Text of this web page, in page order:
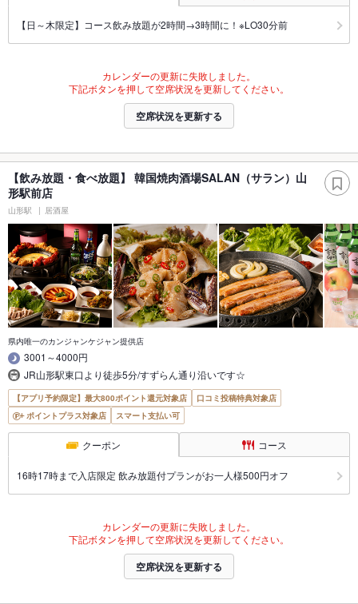
【日～木限定】コース飲み放題が2時間→3時間に！※LO30分前
カレンダーの更新に失敗しました。
下記ボタンを押して空席状況を更新してください。
空席状況を更新する
【飲み放題・食べ放題】 韓国焼肉酒場SALAN（サラン）山
形駅前店
山形駅 居酒屋
県内唯一のカンジャンケジャン提供店
3001～4000円
JR山形駅東口より徒歩5分/すずらん通り沿いです☆
【アプリ予約限定】最大800ポイント還元対象店
口コミ投稿特典対象店
ポイントプラス対象店
スマート支払い可
クーポン コース
16時17時まで入店限定 飲み放題付プランがお一人様500円オフ
カレンダーの更新に失敗しました。
下記ボタンを押して空席状況を更新してください。
空席状況を更新する